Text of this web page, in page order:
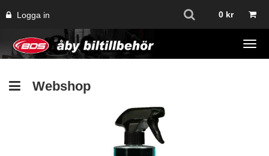
Logga in 0 kr
Webshop